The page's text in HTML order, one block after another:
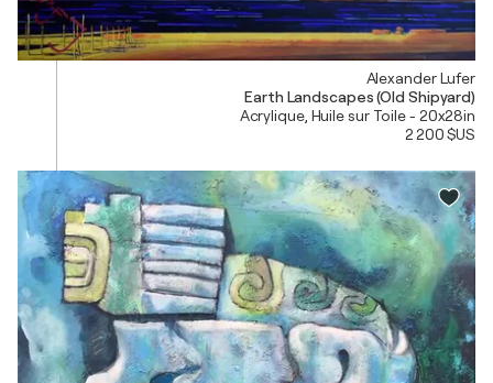
Alexander Lufer
Earth Landscapes (Old Shipyard)
Acrylique, Huile sur Toile - 20x28in
2 200 $US